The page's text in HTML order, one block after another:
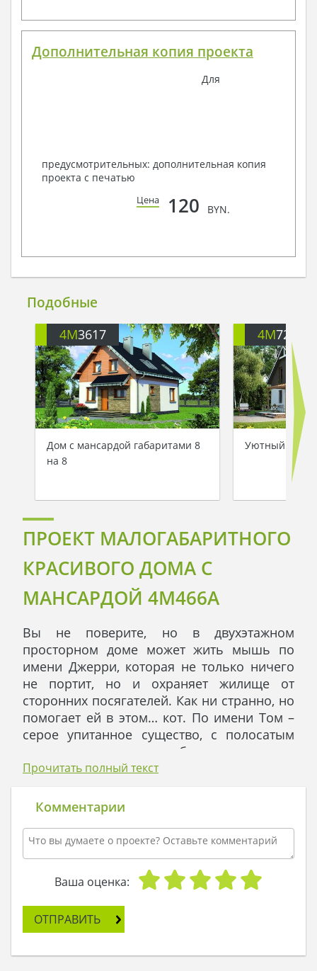
Дополнительная копия проекта
Для
предусмотрительных: дополнительная копия
проекта с печатью
Цена 120 BYN.
Подобные
4M3617
Дом с мансардой габаритами 8
на 8
4M728
Уютный дом с
ПРОЕКТ МАЛОГАБАРИТНОГО
КРАСИВОГО ДОМА С
МАНСАРДОЙ 4M466A
Вы не поверите, но в двухэтажном
просторном доме может жить мышь по
имени Джерри, которая не только ничего
не портит, но и охраняет жилище от
сторонних посягателей. Как ни странно, но
помогает ей в этом… кот. По имени Том –
серое упитанное существо, с полосатым
хвостом и невероятно добрым нравом.
Каждую ночь Джерри проскакивает внутрь
между собой территорию патрулирования:
кот берет на себя первый этаж дома:
гостиная-столовая, кухня и кабинет, а
мышь тем временем по лестнице
подымается на второй этаж, где
разместились три спальни. Одна спальня
занята хозяевами дома, две другие – их
детьми.
С самого первого визита в этот
просторный дом Джерри облюбовал для
Прочитать полный текст
Комментарии
Ваша оценка:
ОТПРАВИТЬ